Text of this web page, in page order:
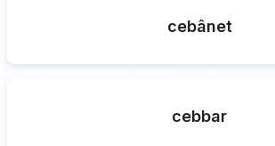
cebânet
cebbar